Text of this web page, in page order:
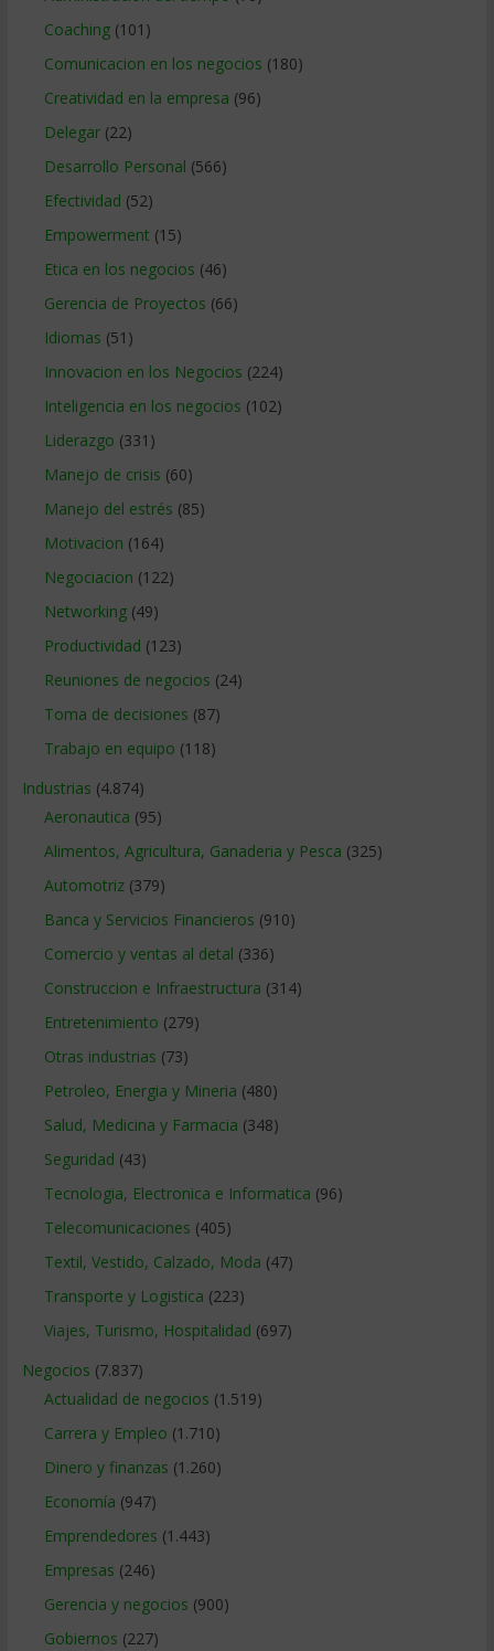
Coaching(101)
Comunicacion en los negocios (180)
Creatividad en la empresa (96)
Delegar(22)
Desarrollo Personal (566)
Efectividad (52)
Empowerment (15)
Etica en los negocios (46)
Gerencia de Proyectos (66)
Idiomas (51)
Innovacion en los Negocios (224)
Inteligencia en los negocios (102)
Liderazgo (331)
Manejo de crisis (60)
Manejo del estrés (85)
Motivacion (164)
Negociacion (122)
Networking(49)
Productividad (123)
Reuniones de negocios (24)
Toma de decisiones (87)
Trabajo en equipo (118)
Industrias (4.874)
Aeronautica (95)
Alimentos, Agricultura, Ganaderia y Pesca (325)
Automotriz(379)
Banca y Servicios Financieros (910)
Comercio y ventas al detal (336)
Construccion e Infraestructura (314)
Entretenimiento (279)
Otras industrias (73)
Petroleo, Energia y Mineria (480)
Salud, Medicina y Farmacia (348)
Seguridad (43)
Tecnologia, Electronica e Informatica (96)
Telecomunicaciones (405)
Textil, Vestido, Calzado, Moda (47)
Transporte y Logistica (223)
Viajes, Turismo, Hospitalidad (697)
Negocios (7.837)
Actualidad de negocios (1.519)
Carrera y Empleo (1.710)
Dinero y finanzas (1.260)
Economía (947)
Emprendedores (1.443)
Empresas (246)
Gerencia y negocios (900)
Gobiernos (227)